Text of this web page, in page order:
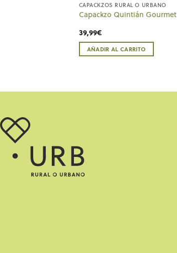
CAPACKZOS RURAL O URBANO
Capackzo Quintián Gourmet
39,99€
AÑADIR AL CARRITO